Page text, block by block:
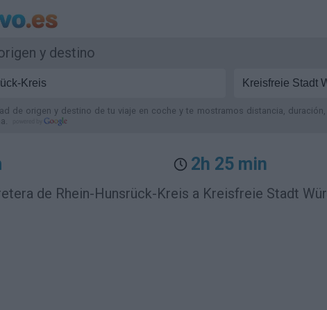
y destino
de origen y destino de tu viaje en coche y te mostramos distancia,
.
2h 25 min
de Rhein-Hunsrück-Kreis a Kreisfreie Stadt